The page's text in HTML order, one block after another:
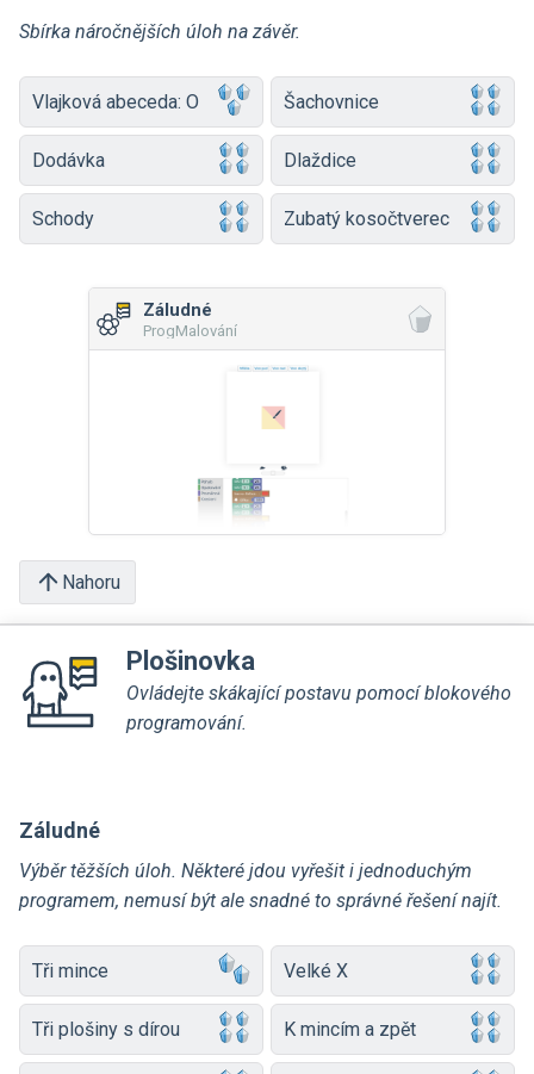
Sbírka náročnějších úloh na závěr.
Vlajková abeceda: O Šachovnice
Dodávka Dlaždice
Schody Zubatý kosočtverec
Záludné
ProgMalování
Nahoru
Plošinovka
Ovládejte skákající postavu pomocí blokového
programování.
Záludné
Výběr těžších úloh. Některé jdou vyřešit i jednoduchým
programem, nemusí být ale snadné to správné řešení najít.
Tři mince Velké X
Tři plošiny s dírou K mincím a zpět